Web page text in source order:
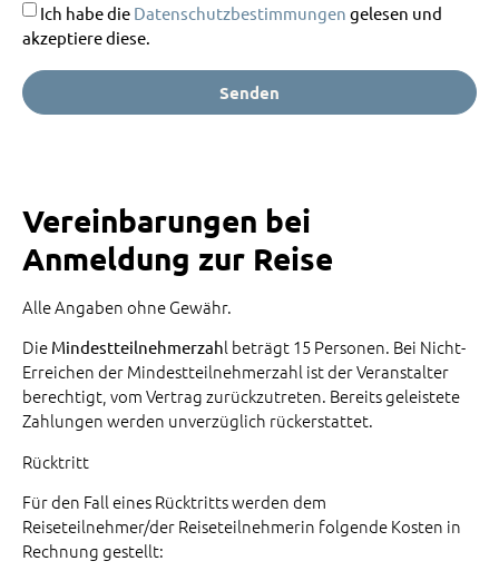
Ich habe die Datenschutzbestimmungen gelesen und
akzeptiere diese.
Senden
Vereinbarungen bei
Anmeldung zur Reise
Alle Angaben ohne Gewähr.
Die Mindestteilnehmerzahl beträgt 15 Personen. Bei Nicht-
Erreichen der Mindestteilnehmerzahl ist der Veranstalter
berechtigt, vom Vertrag zurückzutreten. Bereits geleistete
Zahlungen werden unverzüglich rückerstattet.
Rücktritt
Für den Fall eines Rücktritts werden dem
Reiseteilnehmer/der Reiseteilnehmerin folgende Kosten in
Rechnung gestellt: